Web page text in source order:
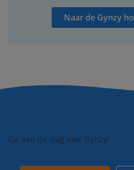
Naar de Gynzy
Ga aan de slag met Gynzy!